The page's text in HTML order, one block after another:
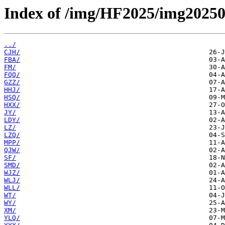
Index of /img/HF2025/
../
CJH/
FBA/
FM/
FQQ/
GZZ/
HHJ/
HSQ/
HXX/
JY/
LDY/
LZ/
LZQ/
MPP/
QJW/
SF/
SMD/
WJZ/
WLJ/
WLL/
WT/
WY/
XM/
YLQ/